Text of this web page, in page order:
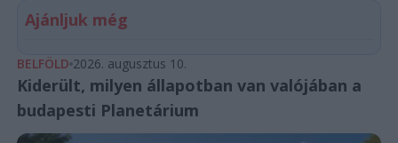
Ajánljuk még
BELFÖLD 2026. augusztus 10.
Kiderült, milyen állapotban van valójában a
budapesti Planetárium